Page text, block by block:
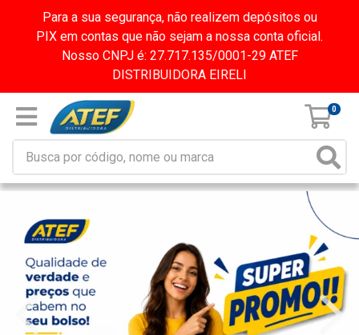
Para a sua segurança, não realizem depósitos ou
PIX em contas que não sejam a nossa conta oficial.
Nosso CNPJ é: 27.717.135/0001-29 ATEF
DISTRIBUIDORA EIRELI
0